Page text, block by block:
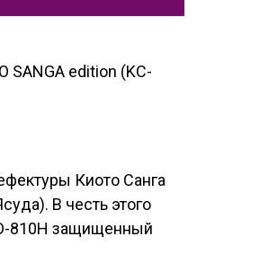
Киото Санга
В честь этого
810H защищенный